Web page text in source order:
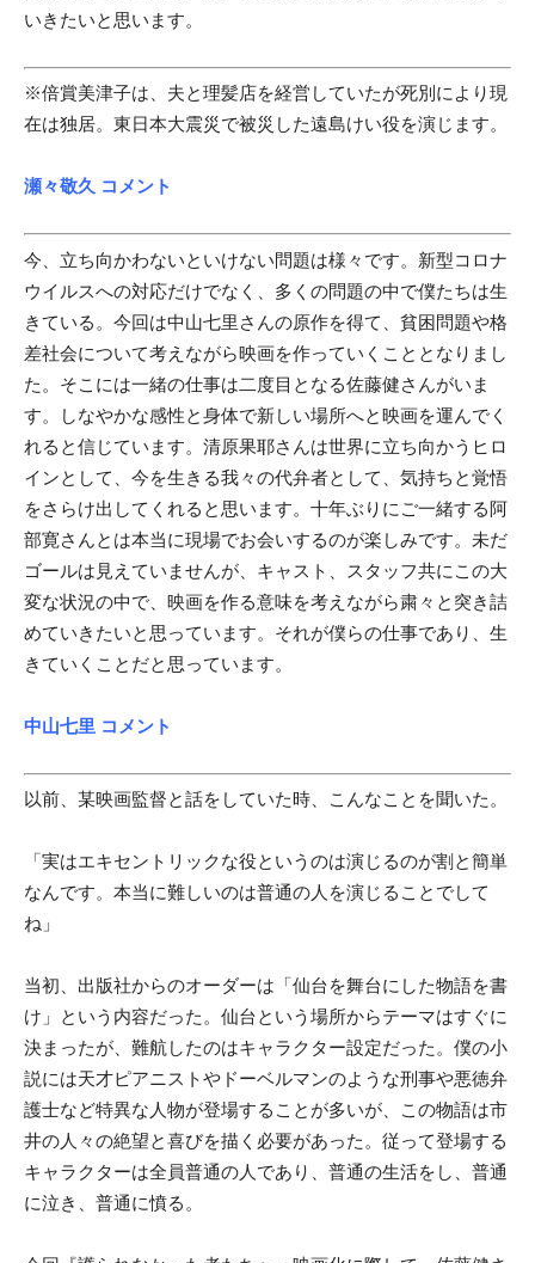
いきたいと思います。
※倍賞美津子は、夫と理髪店を経営していたが死別により現
在は独居。東日本大震災で被災した遠島けい役を演じます。
瀬々敬久 コメント
今、立ち向かわないといけない問題は様々です。新型コロナ
ウイルスへの対応だけでなく、多くの問題の中で僕たちは生
きている。今回は中山七里さんの原作を得て、貧困問題や格
差社会について考えながら映画を作っていくこととなりまし
た。そこには一緒の仕事は二度目となる佐藤健さんがいま
す。しなやかな感性と身体で新しい場所へと映画を運んでく
れると信じています。清原果耶さんは世界に立ち向かうヒロ
インとして、今を生きる我々の代弁者として、気持ちと覚悟
をさらけ出してくれると思います。十年ぶりにご一緒する阿
部寛さんとは本当に現場でお会いするのが楽しみです。未だ
ゴールは見えていませんが、キャスト、スタッフ共にこの大
変な状況の中で、映画を作る意味を考えながら粛々と突き詰
めていきたいと思っています。それが僕らの仕事であり、生
きていくことだと思っています。
中山七里 コメント
以前、某映画監督と話をしていた時、こんなことを聞いた。
「実はエキセントリックな役というのは演じるのが割と簡単
なんです。本当に難しいのは普通の人を演じることでして
ね」
当初、出版社からのオーダーは「仙台を舞台にした物語を書
け」という内容だった。仙台という場所からテーマはすぐに
決まったが、難航したのはキャラクター設定だった。僕の小
説には天才ピアニストやドーベルマンのような刑事や悪徳弁
護士など特異な人物が登場することが多いが、この物語は市
井の人々の絶望と喜びを描く必要があった。従って登場する
キャラクターは全員普通の人であり、普通の生活をし、普通
に泣き、普通に憤る。